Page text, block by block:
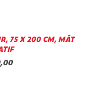
75 X 200 CM, MÂT